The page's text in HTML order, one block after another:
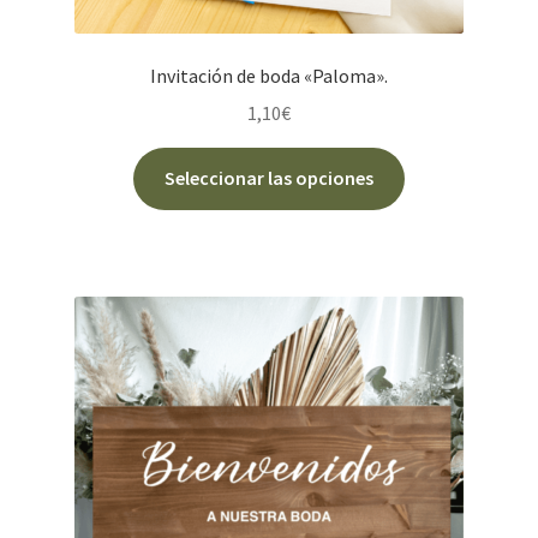
Invitación de boda «Paloma».
1,10€
Seleccionar las opciones
producto
Las
opciones
se
pueden
elegir
en
la
página